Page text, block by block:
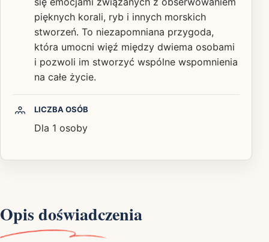
pięknych korali, ryb i innych morskich
stworzeń. To niezapomniana przygoda,
która umocni więź między dwiema osobami
i pozwoli im stworzyć wspólne wspomnienia
na całe życie.
LICZBA OSÓB
Dla 1 osoby
Opis doświadczenia